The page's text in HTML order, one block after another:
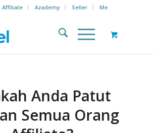
Affiliate Azademy Seller Me
Anda Patut
Semua Orang